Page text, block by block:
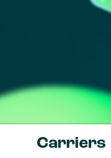
Carriers